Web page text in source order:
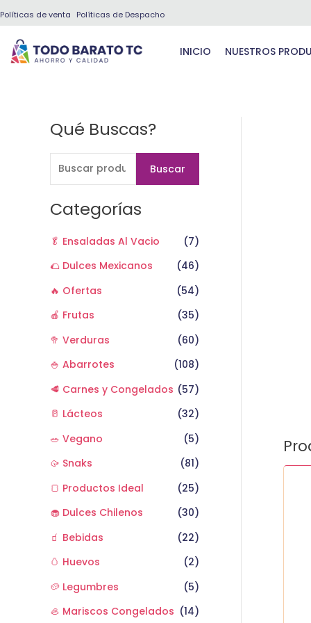
al
contenido
Políticas de venta Políticas de Despacho
INICIO NUESTROS
Qué Buscas?
B
c
a
p
o
Buscar
Categorías
🥬 Ensaladas Al Vacio
(7)
🌮 Dulces Mexicanos
(46)
🔥 Ofertas
(54)
🍎 Frutas
(35)
🥦 Verduras
(60)
🍚 Abarrotes
(108)
🥩 Carnes y Congelados (57)
🥛 Lácteos
(32)
🥗 Vegano
(5)
🥠 Snaks
(81)
🍞 Productos Ideal
(25)
🧁 Dulces Chilenos
(30)
🧃 Bebidas
(22)
🥚 Huevos
(2)
🥔 Legumbres
(5)
🦪 Mariscos Congelados (14)